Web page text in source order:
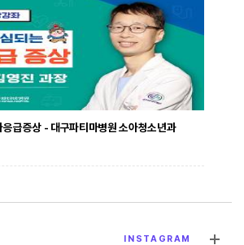
급증상 - 대구파티마병원 소아청소년과
INSTAGRAM